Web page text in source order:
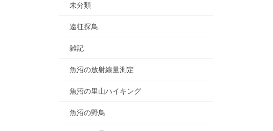
未分類
遠征探鳥
雑記
魚沼の放射線量測定
魚沼の里山ハイキング
魚沼の野鳥